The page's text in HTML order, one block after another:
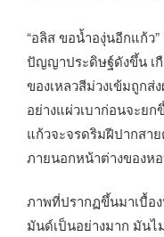
“อลิส ขอน้ำองุ่นอีกแก้ว
ปัญญาประดิษฐ์ดังขึ้น เ
ของเหลวสีม่วงเข้มถูก
อย่างแผ่วเบาก่อนจะย
แก้วจะจรดริมฝีปากสาย
ภายนอกหน้าต่างของห
ภาพที่ปรากฏขึ้นมาเบื้อ
มันด์เป็นอย่างมาก มันไ